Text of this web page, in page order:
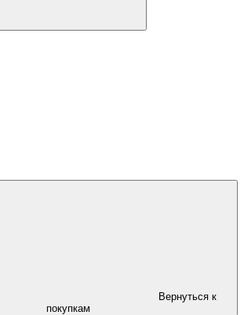
Вернуться к
покупкам